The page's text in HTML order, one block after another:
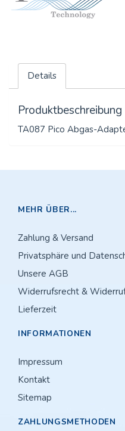
Details
Produktbeschreibung
TA087 Pico Abgas-
MEHR ÜBER...
Zahlung & Versand
Privatsphäre und
Unsere AGB
Widerrufsrecht &
Lieferzeit
INFORMATIONEN
Impressum
Kontakt
Sitemap
ZAHLUNGSMETHODEN